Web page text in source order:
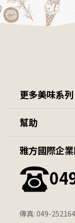
更多美味系列
茱莉亞開團優惠組
火鍋料系列
雪糕/冰棒
其他冰品
幫助
第一次購買
會員中心
雅方國際企
傳真: 049-